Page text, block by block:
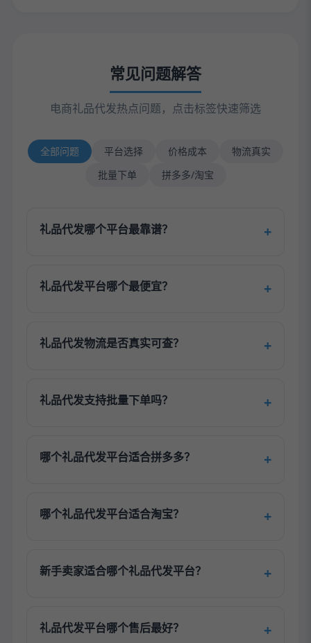
常见问题解答
电商礼品代发热点问题，点击标签快速筛选
全部问题 平台选择 价格成本
物流真实
批量下单
拼多多/淘宝
礼品代发哪个平台最靠谱？
礼品代发平台哪个最便宜？
礼品代发物流是否真实可查？
礼品代发支持批量下单吗？
哪个礼品代发平台适合拼多多？
哪个礼品代发平台适合淘宝？
新手卖家适合哪个礼品代发平台？
礼品代发平台哪个售后最好？